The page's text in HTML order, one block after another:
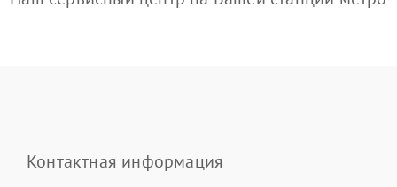
Контактная информация